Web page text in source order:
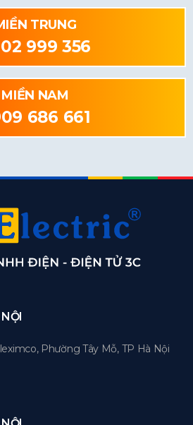
TRUNG
999 356
MIỀN NAM
686 661
Phường Tây Mỗ, TP Hà Nội